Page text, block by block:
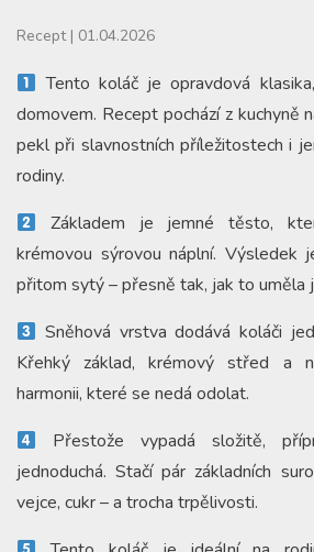
Recept | 01.04.2026
Tento koláč je opravdová
domovem. Recept pochází z kuchyně
pekl při slavnostních příležitostech i
rodiny.
Základem je jemné těsto,
krémovou sýrovou náplní. Výsledek
přitom sytý – přesně tak, jak to uměla
Sněhová vrstva dodává koláči
Křehký základ, krémový střed a
harmonii, které se nedá odolat.
Přestože vypadá složitě,
jednoduchá. Stačí pár základních
vejce, cukr – a trocha trpělivosti.